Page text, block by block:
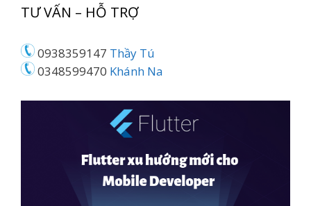
TƯ VẤN – HỖ TRỢ
0938359147 Thầy Tú
0348599470 Khánh Na